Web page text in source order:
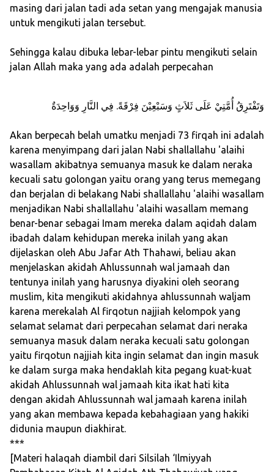
masing dari jalan tadi ada setan yang mengajak manusia
untuk mengikuti jalan tersebut.
Sehingga kalau dibuka lebar-lebar pintu mengikuti selain
jalan Allah maka yang ada adalah perpecahan
وَتَفْتَرِقُ أُمَّتِيْ عَلَى ثَلاَثٍ وَسَبْعِيْنَ فِرْقَةً. فِي النَّارِ وَوَاحِدَةٌ
Akan berpecah belah umatku menjadi 73 firqah ini adalah
karena menyimpang dari jalan Nabi shallallahu 'alaihi
wasallam akibatnya semuanya masuk ke dalam neraka
kecuali satu golongan yaitu orang yang terus memegang
dan berjalan di belakang Nabi shallallahu 'alaihi wasallam
menjadikan Nabi shallallahu 'alaihi wasallam memang
benar-benar sebagai Imam mereka dalam aqidah dalam
ibadah dalam kehidupan mereka inilah yang akan
dijelaskan oleh Abu Jafar Ath Thahawi, beliau akan
menjelaskan akidah Ahlussunnah wal jamaah dan
tentunya inilah yang harusnya diyakini oleh seorang
muslim, kita mengikuti akidahnya ahlussunnah waljam
karena merekalah Al firqotun najjiah kelompok yang
selamat selamat dari perpecahan selamat dari neraka
semuanya masuk dalam neraka kecuali satu golongan
yaitu firqotun najjiah kita ingin selamat dan ingin masuk
ke dalam surga maka hendaklah kita pegang kuat-kuat
akidah Ahlussunnah wal jamaah kita ikat hati kita
dengan akidah Ahlussunnah wal jamaah karena inilah
yang akan membawa kepada kebahagiaan yang hakiki
didunia maupun diakhirat.
***
[Materi halaqah diambil dari Silsilah ‘Ilmiyyah